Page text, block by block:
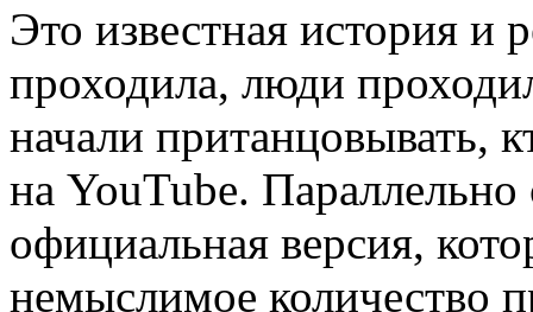
Это известная история и
проходила, люди
начали пританцовывать,
на YouTube.
официальная версия,
немыслимое количество